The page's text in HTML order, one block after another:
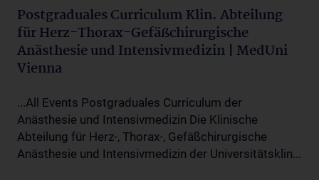
Postgraduales Curriculum Klin. Abteilung
für Herz-Thorax-Gefäßchirurgische
Anästhesie und Intensivmedizin | MedUni
Vienna
...All Events Postgraduales Curriculum der
Anästhesie und Intensivmedizin Die Klinische
Abteilung für Herz-, Thorax-, Gefäßchirurgische
Anästhesie und Intensivmedizin der Universitätsklin...